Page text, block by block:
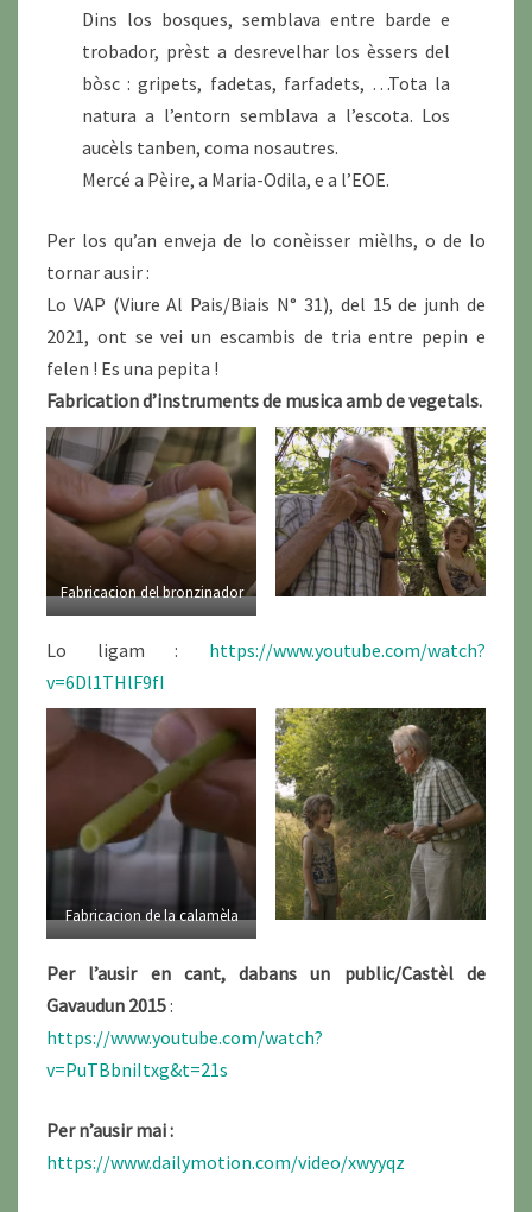
Dins los bosques, semblava entre barde e
trobador, prèst a desrevelhar los èssers del
bòsc : gripets, fadetas, farfadets, …Tota la
natura a l’entorn semblava a l’escota. Los
aucèls tanben, coma nosautres.
Mercé a Pèire, a Maria-Odila, e a l’EOE.
Per los qu’an enveja de lo conèisser mièlhs, o de lo
tornar ausir :
Lo VAP (Viure Al Pais/Biais N° 31), del 15 de junh de
2021, ont se vei un escambis de tria entre pepin e
felen ! Es una pepita !
Fabrication d’instruments de musica amb de vegetals.
Fabricacion del bronzinador
Lo ligam : https://www.youtube.com/watch?
v=6Dl1THlF9fI
Fabricacion de la calamèla
Per l’ausir en cant, dabans un public/Castèl de
Gavaudun 2015:
https://www.youtube.com/watch?
v=PuTBbniItxg&t=21s
Per n’ausir mai :
https://www.dailymotion.com/video/xwyyqz